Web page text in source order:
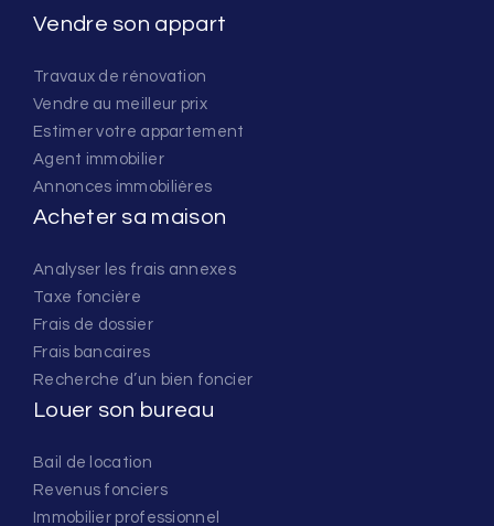
Vendre son appart
Travaux de rénovation
Vendre au meilleur prix
Estimer votre appartement
Agent immobilier
Annonces immobilières
Acheter sa maison
Analyser les frais annexes
Taxe foncière
Frais de dossier
Frais bancaires
Recherche d’un bien foncier
Louer son bureau
Bail de location
Revenus fonciers
Immobilier professionnel